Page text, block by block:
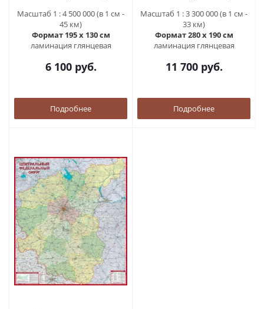
Масштаб 1 : 4 500 000 (в 1 см -
45 км)
Формат 195 х 130 см
ламинация глянцевая
6 100 руб.
Подробнее
Масштаб 1 : 3 300 000 (в 1 см -
33 км)
Формат 280 х 190 см
ламинация глянцевая
11 700 руб.
Подробнее